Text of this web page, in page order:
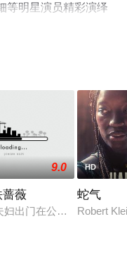
等明星演员精彩演绎
删减完整版电影大
的江户城。原创系列
9.0
蔷薇
妇出门在公墓里散步，当
HD
蛇气
Robert